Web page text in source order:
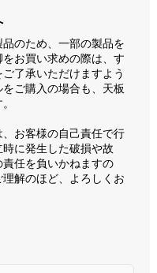
のため、一部の製品を
お買い求めの際は、す
了承いただけますよう
ご購入の場合も、天板
お客様の自己責任で行
に発生した破損や故
任を負いかねますの
解のほど、よろしくお